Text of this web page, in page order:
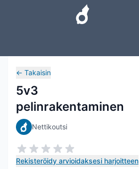
← Takaisin
5v3
pelinrakentaminen
Nettikoutsi
Rekisteröidy arvioidaksesi harjoitteen